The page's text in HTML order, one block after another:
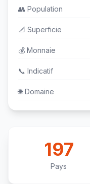
👥 Population
📐 Superficie
💰 Monnaie
📞 Indicatif
🌐Domaine
197
Pays